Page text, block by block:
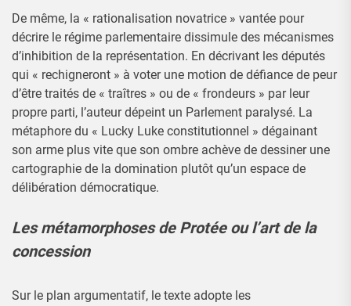
De même, la « rationalisation novatrice » vantée pour
décrire le régime parlementaire dissimule des mécanismes
d’inhibition de la représentation. En décrivant les députés
qui « rechigneront » à voter une motion de défiance de peur
d’être traités de « traîtres » ou de « frondeurs » par leur
propre parti, l’auteur dépeint un Parlement paralysé. La
métaphore du « Lucky Luke constitutionnel » dégainant
son arme plus vite que son ombre achève de dessiner une
cartographie de la domination plutôt qu’un espace de
délibération démocratique.
Les métamorphoses de Protée ou l’art de la
concession
Sur le plan argumentatif, le texte adopte les